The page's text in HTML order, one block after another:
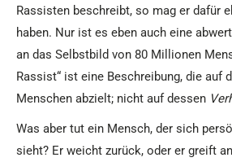
Rassisten beschreibt, so mag er dafür
haben. Nur ist es eben auch eine
an das Selbstbild von 80 Millionen
Rassist“ ist eine Beschreibung, die auf
Menschen abzielt; nicht auf dessen
Was aber tut ein Mensch, der sich
sieht? Er weicht zurück, oder er greift